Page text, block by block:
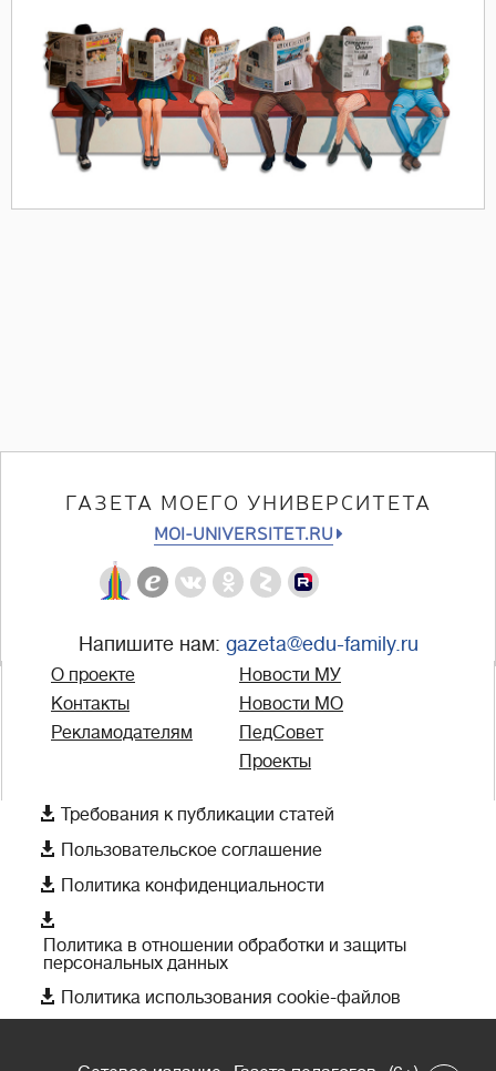
ГАЗЕТА МОЕГО УНИВЕРСИТЕТА
MOI-UNIVERSITET.RU
Напишите нам: gazeta@edu-family.ru
О проекте
Контакты
Рекламодателям
Новости МУ
Новости МО
ПедСовет
Проекты
 Требования к публикации статей
 Пользовательское соглашение
 Политика конфиденциальности

Политика в отношении обработки и защиты
персональных данных
 Политика использования cookie-файлов